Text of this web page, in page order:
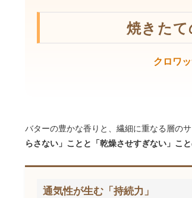
焼きたて
クロワ
バターの豊かな香りと、繊細に重なる層の
らさない」ことと「乾燥させすぎない」こと
通気性が生む「持続力」